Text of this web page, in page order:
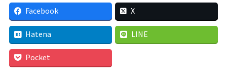
Facebook X
Hatena LINE
Pocket